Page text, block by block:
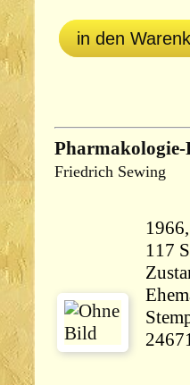
in den
Friedrich Sewing